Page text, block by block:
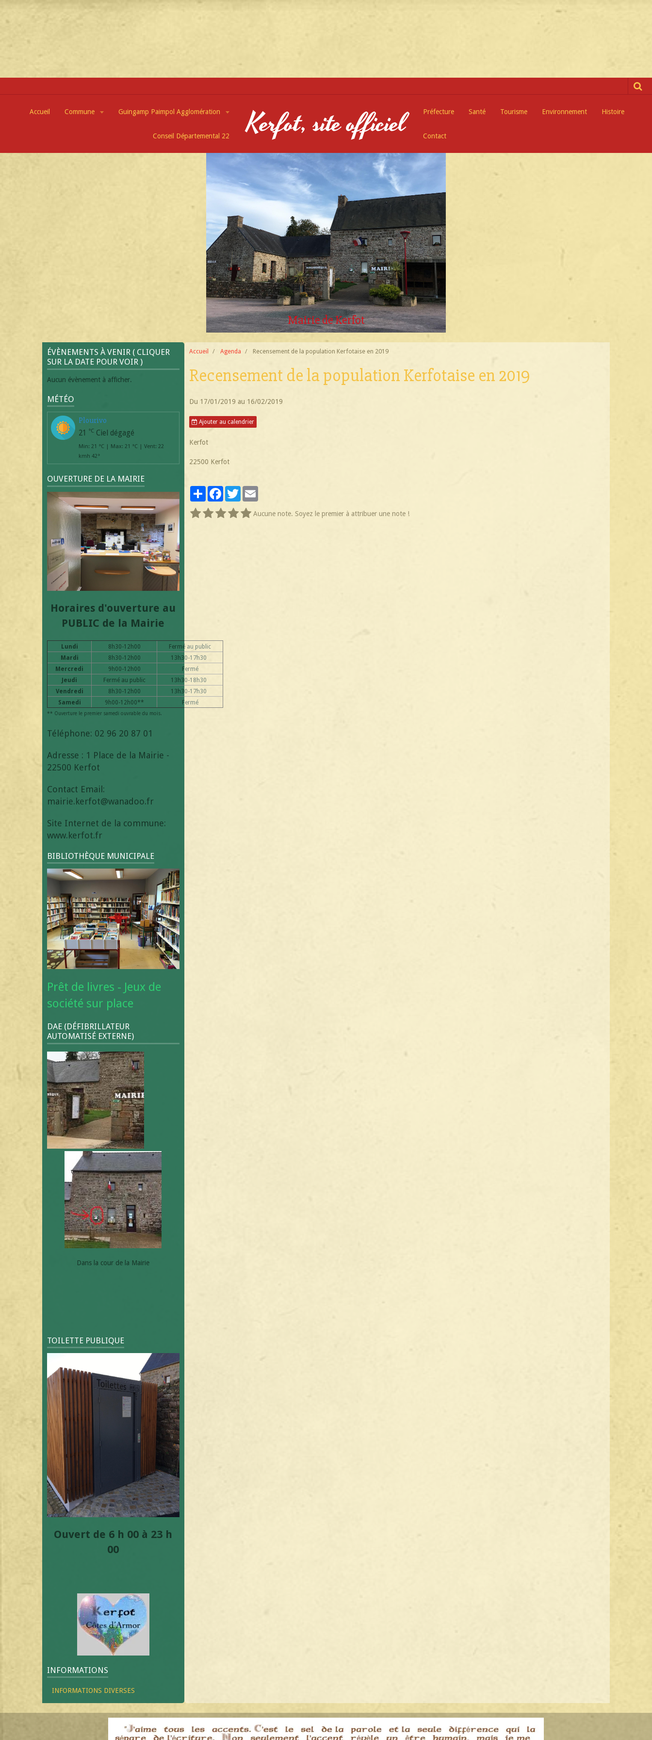
Accueil Commune Guingamp Paimpol Agglomération
Conseil Départemental 22 Kerfot, site officiel Préfecture Santé Tourisme Environnement Histoire
Contact
Mairie de Kerfot
Place de la Mairie
après travaux
Accueil Agenda Recensement de la population Kerfotaise en 2019
Recensement de la population Kerfotaise en 2019
Du 17/01/2019 au 16/02/2019
Ajouter au calendrier
Kerfot
22500 Kerfot
PartagerFacebook
TwitterEmail
Aucune note. Soyez le premier à attribuer une note !
ÉVÈNEMENTS À VENIR ( CLIQUER
SUR LA DATE POUR VOIR )
Aucun évènement à afficher.
MÉTÉO
Plourivo
21 °C Ciel dégagé
Min: 21 °C | Max: 21 °C | Vent: 22
kmh 42°
OUVERTURE DE LA MAIRIE
Horaires d'ouverture au
PUBLIC de la Mairie
Lundi 8h30-12h00
Fermé au public
Mardi
8h30-12h00
13h30-17h30
Mercredi
9h00-12h00
Fermé
Jeudi
Fermé au public
13h30-18h30
Vendredi
8h30-12h00
13h30-17h30
Samedi
9h00-12h00** Fermé
** Ouverture le premier samedi ouvrable du mois.
Téléphone: 02 96 20 87 01
Adresse : 1 Place de la Mairie -
22500 Kerfot
Contact Email:
mairie.kerfot@wanadoo.fr
Site Internet de la commune:
www.kerfot.fr
BIBLIOTHÈQUE MUNICIPALE
Prêt de livres - Jeux de
société sur place
DAE (DÉFIBRILLATEUR
AUTOMATISÉ EXTERNE)
Dans la cour de la Mairie
TOILETTE PUBLIQUE
Ouvert de 6 h 00 à 23 h
00
INFORMATIONS
INFORMATIONS DIVERSES